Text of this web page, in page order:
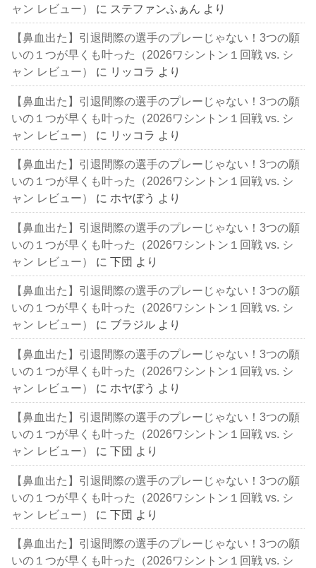
ャン レビュー）
に ステファンふぁん より
【鼻血出た】引退間際の選手のプレーじゃない！3つの願
いの１つが早くも叶った（2026ワシントン１回戦 vs. シ
ャン レビュー）
に リッコラ より
【鼻血出た】引退間際の選手のプレーじゃない！3つの願
いの１つが早くも叶った（2026ワシントン１回戦 vs. シ
ャン レビュー）
に リッコラ より
【鼻血出た】引退間際の選手のプレーじゃない！3つの願
いの１つが早くも叶った（2026ワシントン１回戦 vs. シ
ャン レビュー）
に ホヤぼう より
【鼻血出た】引退間際の選手のプレーじゃない！3つの願
いの１つが早くも叶った（2026ワシントン１回戦 vs. シ
ャン レビュー）
に下団 より
【鼻血出た】引退間際の選手のプレーじゃない！3つの願
いの１つが早くも叶った（2026ワシントン１回戦 vs. シ
ャン レビュー）
に ブラジル より
【鼻血出た】引退間際の選手のプレーじゃない！3つの願
いの１つが早くも叶った（2026ワシントン１回戦 vs. シ
ャン レビュー）
に ホヤぼう より
【鼻血出た】引退間際の選手のプレーじゃない！3つの願
いの１つが早くも叶った（2026ワシントン１回戦 vs. シ
ャン レビュー）
に下団 より
【鼻血出た】引退間際の選手のプレーじゃない！3つの願
いの１つが早くも叶った（2026ワシントン１回戦 vs. シ
ャン レビュー）
に下団 より
【鼻血出た】引退間際の選手のプレーじゃない！3つの願
いの１つが早くも叶った（2026ワシントン１回戦 vs. シ